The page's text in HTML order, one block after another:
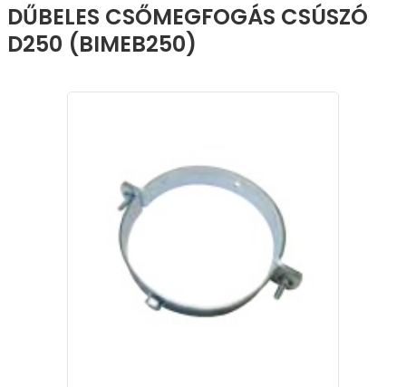
DŰBELES CSŐMEGFOGÁS CSÚSZÓ
D250 (BIMEB250)